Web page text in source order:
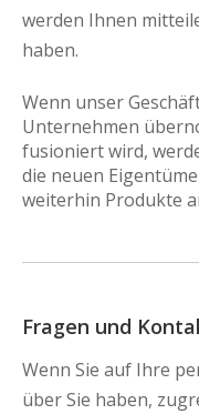
werden Ihnen
haben.
Wenn unser
Unternehmen
fusioniert wird,
die neuen
weiterhin Produkte
Fragen und
Wenn Sie auf Ihre
über Sie haben,